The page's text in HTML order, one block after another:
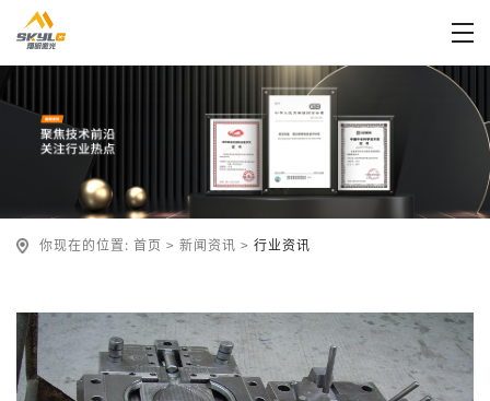
你现在的位置:首页 >新闻资讯 >行业资讯